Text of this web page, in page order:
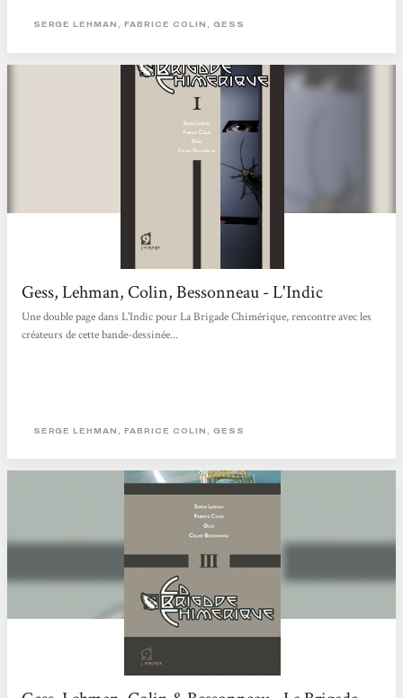
en la matière. Serge Lehman s’est entouré de personnes sachant accompagner ce
SERGE LEHMAN, FABRICE COLIN, GESS
Gess, Lehman, Colin, Bessonneau - L'Indic
Une double page dans L'Indic pour La Brigade Chimérique, rencontre avec les
créateurs de cette bande-dessinée...
SERGE LEHMAN, FABRICE COLIN, GESS